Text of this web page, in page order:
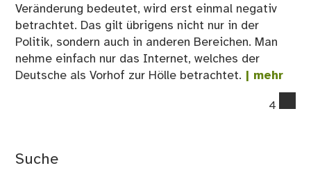
Veränderung bedeutet, wird erst einmal negativ
betrachtet. Das gilt übrigens nicht nur in der
Politik, sondern auch in anderen Bereichen. Man
nehme einfach nur das Internet, welches der
Deutsche als Vorhof zur Hölle betrachtet. | mehr
4
Suche